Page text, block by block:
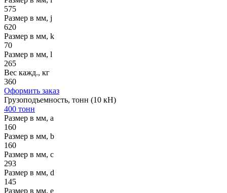
575
Размер в мм, j
620
Размер в мм, k
70
Размер в мм, l
265
Вес кажд., кг
360
Оформить заказ
Грузоподъемность, тонн (10 кН)
400 тонн
Размер в мм, a
160
Размер в мм, b
160
Размер в мм, c
293
Размер в мм, d
145
Размер в мм, e